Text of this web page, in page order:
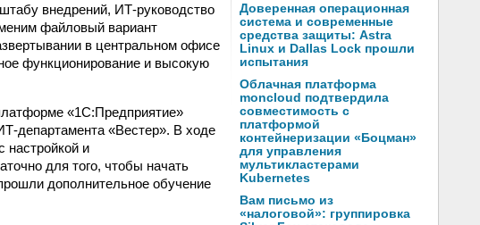
внедрений, ИТ-руководство
файловый вариант
в центральном офисе
функционирование и высокую
«1С:Предприятие»
департамента «Вестер». В ходе
настройкой и
для того, чтобы начать
дополнительное обучение
Доверенная операционная
система и современные
средства защиты: Astra
Linux и Dallas Lock прошли
испытания
Облачная платформа
moncloud подтвердила
совместимость с
платформой
контейнеризации «Боцман»
для управления
мультикластерами
Kubernetes
Вам письмо из
«налоговой»: группировка